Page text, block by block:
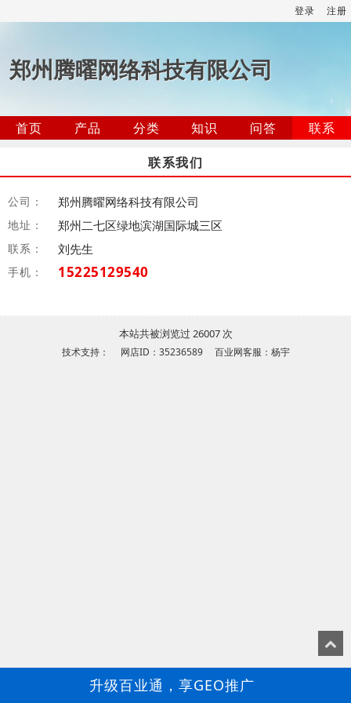
登录 注册
郑州腾曜网络科技有限公司
首页 产品 分类 知识 问答
联系
联系我们
公司： 郑州腾曜网络科技有限公司
地址： 郑州二七区绿地滨湖国际城三区
联系： 刘先生
手机： 15225129540
本站共被浏览过 26007 次
技术支持： 网店ID：35236589 百业网客服：杨宇
升级百业通，享GEO推广